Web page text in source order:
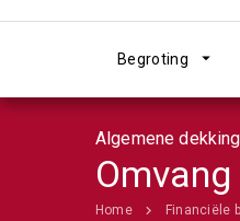
Begroting
Algemene
Omvang
Home Financiële